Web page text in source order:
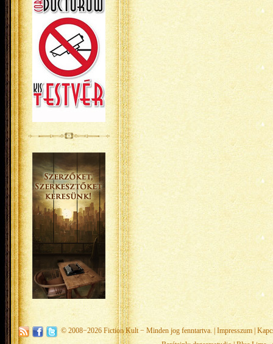
© 2008−2026 Fiction Kult− Minden jog fenntartva. | Impresszum